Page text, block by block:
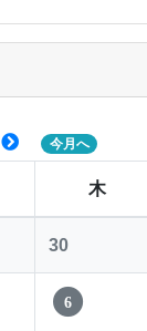
今月へ
木
30
6